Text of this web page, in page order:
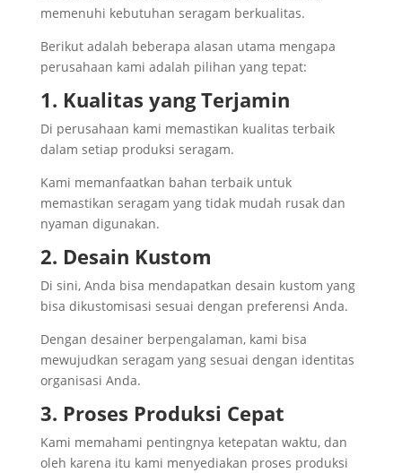
memenuhi kebutuhan seragam berkualitas.
Berikut adalah beberapa alasan utama mengapa
perusahaan kami adalah pilihan yang tepat:
1. Kualitas yang Terjamin
Di perusahaan kami memastikan kualitas terbaik
dalam setiap produksi seragam.
Kami memanfaatkan bahan terbaik untuk
memastikan seragam yang tidak mudah rusak dan
nyaman digunakan.
2. Desain Kustom
Di sini, Anda bisa mendapatkan desain kustom yang
bisa dikustomisasi sesuai dengan preferensi Anda.
Dengan desainer berpengalaman, kami bisa
mewujudkan seragam yang sesuai dengan identitas
organisasi Anda.
3. Proses Produksi Cepat
Kami memahami pentingnya ketepatan waktu, dan
oleh karena itu kami menyediakan proses produksi